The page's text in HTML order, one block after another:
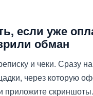
если уже
обман
и чеки. Сразу
через которую
приложите